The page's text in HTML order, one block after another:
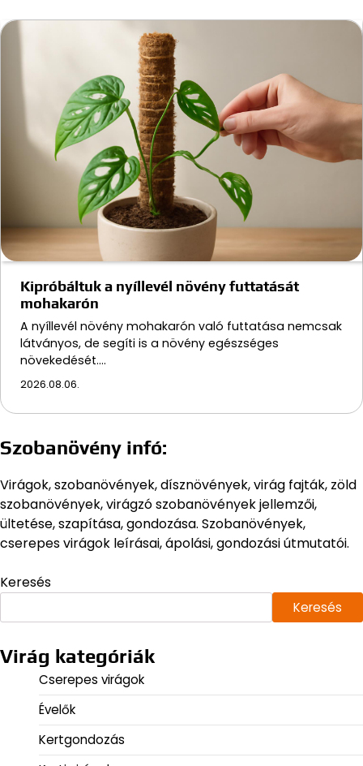
Kipróbáltuk a nyíllevél növény futtatását
mohakarón
A nyíllevél növény mohakarón való futtatása nemcsak
látványos, de segíti is a növény egészséges
növekedését.…
2026.08.06.
Szobanövény infó:
Virágok, szobanövények, dísznövények, virág fajták, zöld
szobanövények, virágzó szobanövények jellemzői,
ültetése, szapítása, gondozása. Szobanövények,
cserepes virágok leírásai, ápolási, gondozási útmutatói.
Keresés
Keresés
Virág kategóriák
Cserepes virágok
Évelők
Kertgondozás